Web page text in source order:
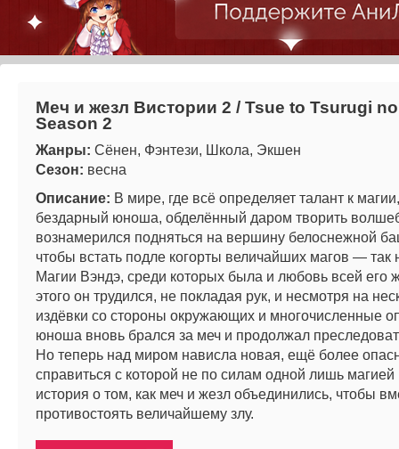
Меч и жезл Вистории 2 / Tsue to Tsurugi
Season 2
Жанры: Сёнен, Фэнтези, Школа, Экшен
Сезон: весна
Описание: В мире, где всё определяет талант к
бездарный юноша, обделённый даром творить
вознамерился подняться на вершину белоснежной
чтобы встать подле когорты величайших магов — так
Магии Вэндэ, среди которых была и любовь всей его
этого он трудился, не покладая рук, и несмотря на
издёвки со стороны окружающих и многочисленные
юноша вновь брался за меч и продолжал
Но теперь над миром нависла новая, ещё более
справиться с которой не по силам одной лишь магией
история о том, как меч и жезл объединились, чтобы
противостоять величайшему злу.